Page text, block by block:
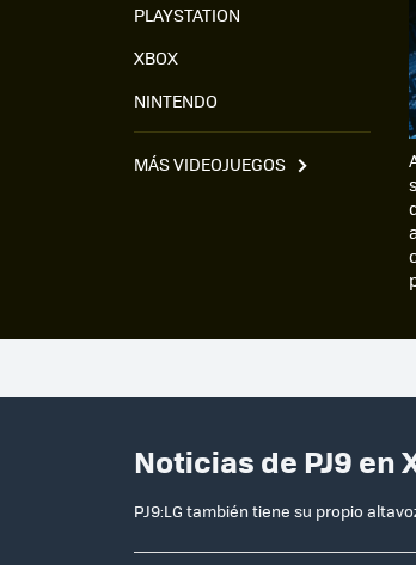
PLAYSTATION
XBOX
NINTENDO
MÁS VIDEOJUEGOS
Noticias de PJ9 en
PJ9:LG también tiene su propio